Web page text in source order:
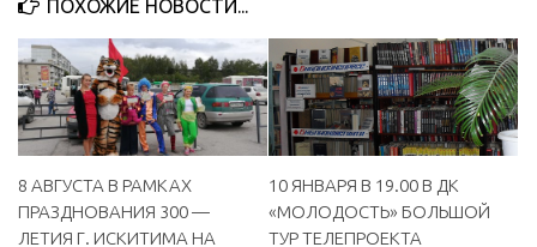
МБУ Дом культуры «Октябрь»
МБОУ ДО «Детская школа искусств»
МБОУ ДО «Детская музыкальная школа»
МБУК «Искитимский городской историко-художественный
музей»
ПОХОЖИЕ НОВОСТИ...
8 АВГУСТА В РАМКАХ
ПРАЗДНОВАНИЯ 300 —
ЛЕТИЯ Г. ИСКИТИМА НА
10 ЯНВАРЯ В 19.00 В ДК
«МОЛОДОСТЬ» БОЛЬШОЙ
ТУР ТЕЛЕПРОЕКТА